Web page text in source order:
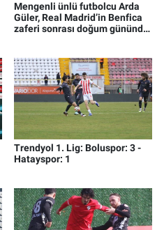
Mengenli ünlü futbolcu Arda
Güler, Real Madrid’in Benfica
zaferi sonrası doğum gününde
Trendyol 1. Lig: Boluspor: 3 -
Hatayspor: 1